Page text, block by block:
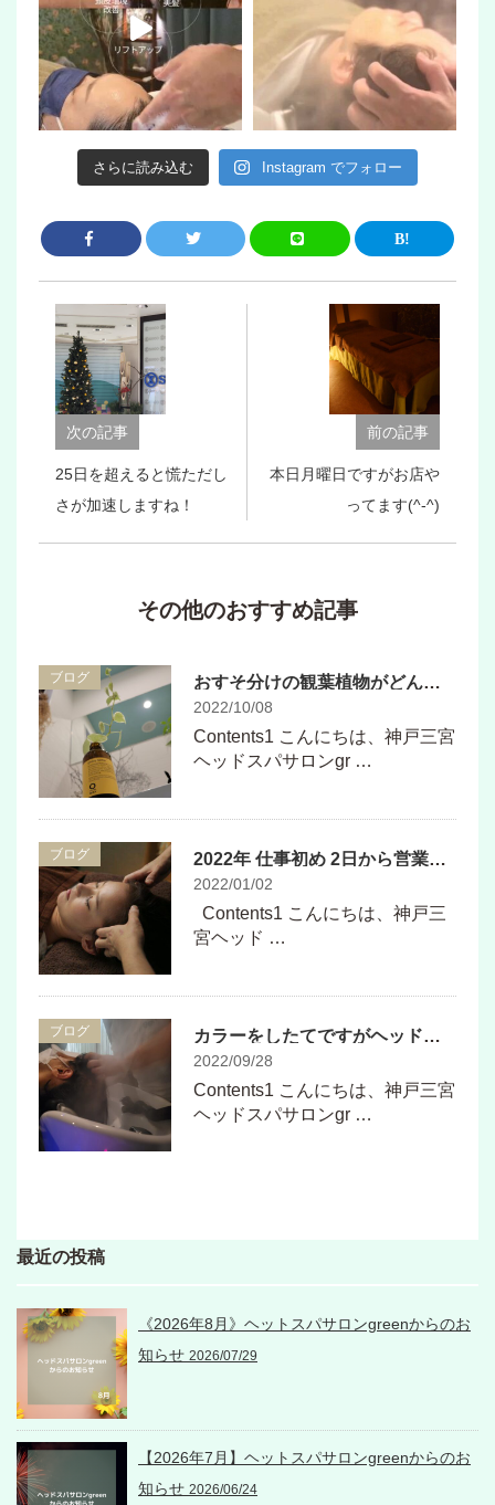
さらに読み込む Instagram でフォロー
次の記事
25日を超えると慌ただし
さが加速しますね！
前の記事
本日月曜日ですがお店や
ってます(^-^)
その他のおすすめ記事
ブログ おすそ分けの観葉植物がどんどん成長しています
2022/10/08
Contents1 こんにちは、神戸三宮
ヘッドスパサロンgr …
ブログ 2022年 仕事初め 2日から営業しています！
2022/01/02
Contents1 こんにちは、神戸三
宮ヘッド …
ブログ カラーをしたてですがヘッドスパをするのにどれくらい日を空けたらいいですか？
2022/09/28
Contents1 こんにちは、神戸三宮
ヘッドスパサロンgr …
最近の投稿
《2026年8月》ヘットスパサロンgreenからのお
知らせ 2026/07/29
【2026年7月】ヘットスパサロンgreenからのお
知らせ 2026/06/24